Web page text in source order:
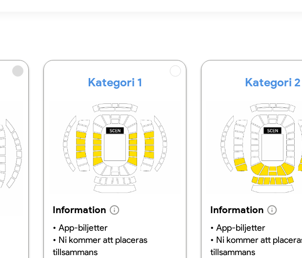
Kategori 1
Information
App-biljetter
Ni kommer att placeras
tillsammans
Kategori 2
Information
App-biljetter
Ni kommer att
tillsammans